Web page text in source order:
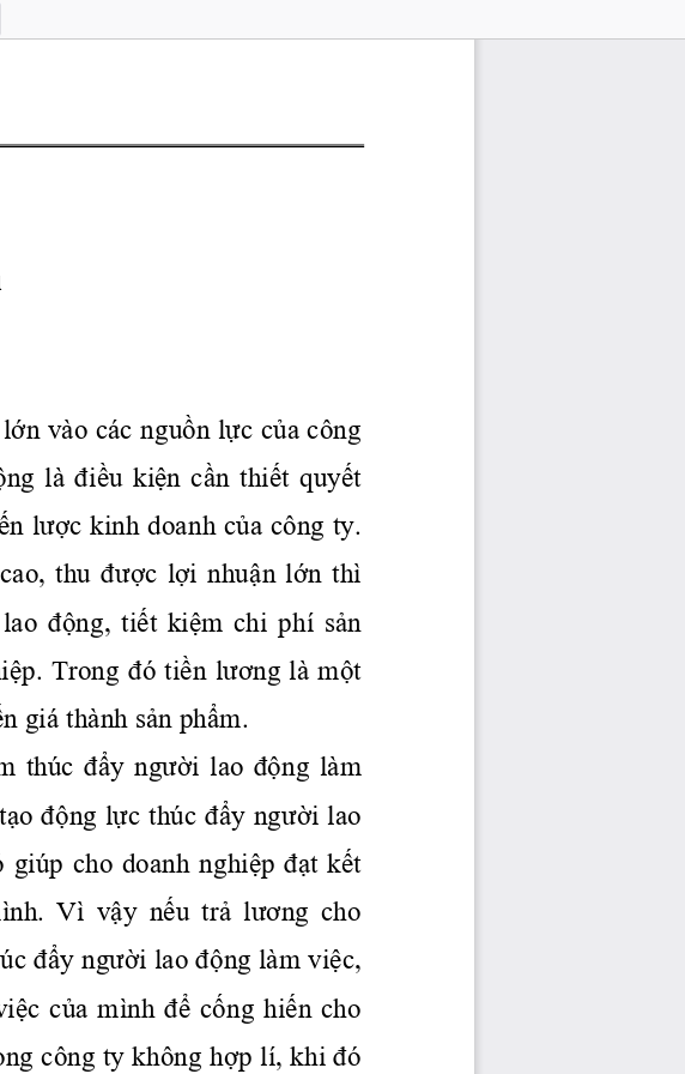
lớn vào các nguồn lực của công
  là
điều kiện cần thiết quyết
lược kinh doanh của công ty.
cao,  thu
được lợi nhuận lớn
  thì
lao
động, tiết kiệm
  chi  phí
sản
Trong đó tiền lương là một
giá thành sản phẩm.
  thúc
đẩy người
  lao
động
  làm
tạo động lực thúc đẩy người lao
giúp cho doanh nghiệp đạt kết
Vì
vậy nếu trả lương
  cho
đẩy người lao động làm việc,
của
  mình
để cống hiến
  cho
công ty không hợp lí, khi đó